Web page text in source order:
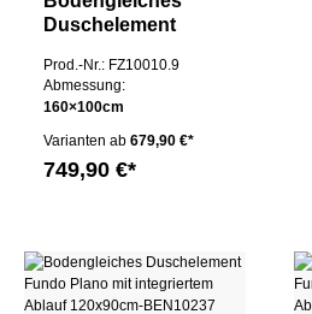
Duschelement
Plano" von wedi mit
integriertem Ablauf
Prod.-Nr.: FZ10010.9
Abmessung:
160×100cm
Varianten ab 679,90 €*
749,90 €*